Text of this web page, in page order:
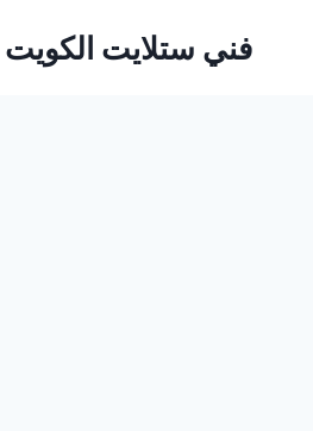
فني ستلايت الكويت 66977360